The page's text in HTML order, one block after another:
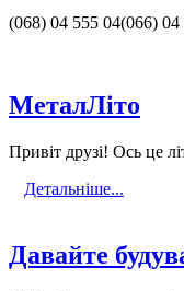
(068) 04 555 04(066) 04
МеталЛіто
Привіт друзі! Ось це
Детальніше...
Давайте